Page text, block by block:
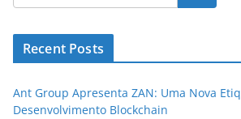
Recent Posts
Ant Group Apresenta ZAN: Uma Nova
Desenvolvimento Blockchain